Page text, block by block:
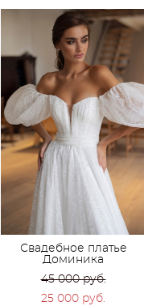
Свадебное платье
Доминика
45 000 pуб.
25 000 pуб.